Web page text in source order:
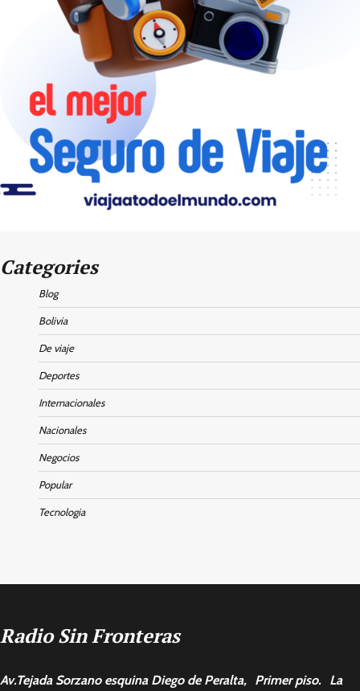
Categories
Blog
Bolivia
De viaje
Deportes
Internacionales
Nacionales
Negocios
Popular
Tecnologia
Radio Sin Fronteras
Av.Tejada Sorzano esquina Diego de Peralta, Primer piso. La